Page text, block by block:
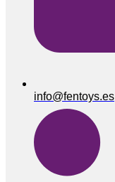
info@fentoys.es